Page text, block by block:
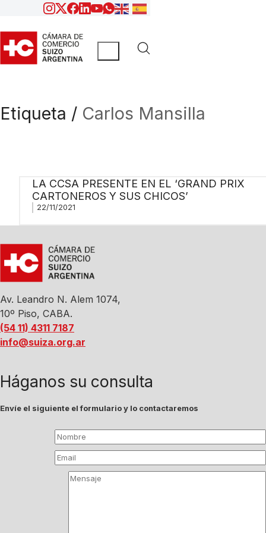
Etiqueta / Carlos Mansilla
LA CCSA PRESENTE EN EL ‘GRAND PRIX
CARTONEROS Y SUS CHICOS’
22/11/2021
Av. Leandro N. Alem 1074,
10º Piso, CABA.
(54 11) 4311 7187
info@suiza.org.ar
Háganos su consulta
Envíe el siguiente el formulario y lo contactaremos